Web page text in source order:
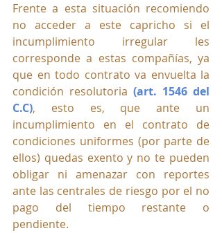
Frente a esta situación recomiendo
no acceder a este capricho si el
incumplimiento irregular les
corresponde a estas compañías, ya
que en todo contrato va envuelta la
condición resolutoria (art. 1546 del
C.C), esto es, que ante un
incumplimiento en el contrato de
condiciones uniformes (por parte de
ellos) quedas exento y no te pueden
obligar ni amenazar con reportes
ante las centrales de riesgo por el no
pago del tiempo restante o
pendiente.